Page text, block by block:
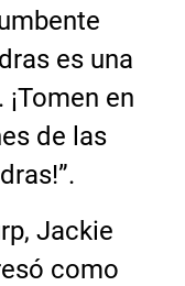
es una
en
de las
Jackie
como